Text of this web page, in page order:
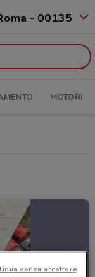
- 00135
MOTORI
senza accettare